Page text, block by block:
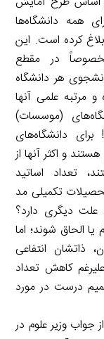
که از ابتدای مهرماه ۱۴۰۰ برای همه دانشگاه‌ها
کرده است. این
در مقطع
هر دانشگاه
مرتبه علمی آنها
(موسسات)
برای دانشگاه‌های
و اکثر آنها از
تعداد اساتید
تکمیلی مد
علت دیگری دارد؟
الحاق شوند؛ اما
ذاتشان انتفاعی
کاهش تعداد
درست در مورد
مجلس از جواب وزیر علوم در